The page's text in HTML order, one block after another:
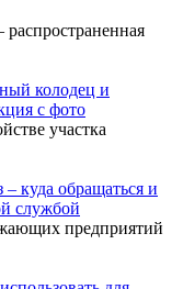
распространенная
колодец и
с фото
участка
куда обращаться и
службой
предприятий